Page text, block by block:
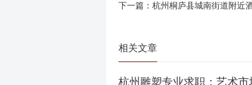
下一篇： 杭州桐庐县城南街道附近
相关文章
杭州雕塑专业求职：艺术市